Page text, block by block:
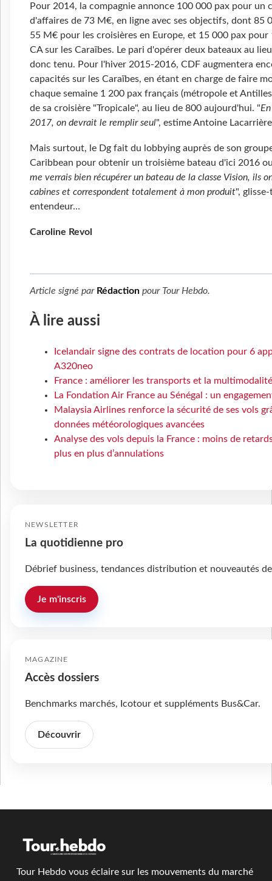
Pour 2014, la compagnie annonce 100 000 pax pour un
d'affaires de 73 M€, en ligne avec ses objectifs, dont 85
55 M€ pour les croisières en Europe, et 15 000 pax pour
CA sur les Caraïbes. Le pari d'opérer deux bateaux au
donc tenu. Pour l'hiver 2015-2016, CDF augmentera
capacités sur les Caraïbes, en étant en charge de faire
chaque semaine 1 200 pax français (métropole et
de sa croisière "Tropicale", au lieu de 800 aujourd'hui. "
2017, on devrait le remplir seul", estime Antoine
Mais surtout, le Dg fait du lobbying auprès de son
Caribbean pour obtenir un troisième bateau d'ici 2016
me verrais bien récupérer un bateau de la classe Vision, ils
cabines et correspondent totalement à mon produit",
entendeur…
Caroline Revol
Article signé par Rédaction pour Tour Hebdo.
À lire aussi
Icelandair signe des contrats de location pour 6
A320neo
France : améliorer les transports et la multimodalité
La Fondation Air France au Sénégal : un
Malaysia Airlines renforce la sécurité de ses vols
données météorologiques avancées
Analyse des vols depuis la France : moins de
plus en plus d’annulations
NEWSLETTER
La quotidienne pro
Débrief business, tendances distribution et nouveautés
Je m'inscris
MAGAZINE
Accès dossiers
Benchmarks marchés, Icotour et suppléments Bus&Car.
Découvrir
Tour Hebdo vous éclaire sur les mouvements du marché